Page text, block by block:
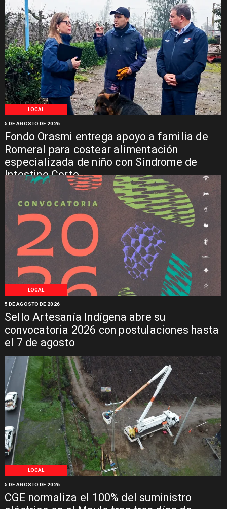
LOCAL
Fondo Orasmi entrega apoyo a familia de
Romeral para costear alimentación
especializada de niño con Síndrome de
Intestino Corto
5 DE AGOSTO DE 2026
LOCAL
Sello Artesanía Indígena abre su
convocatoria 2026 con postulaciones hasta
el 7 de agosto
5 DE AGOSTO DE 2026
LOCAL
CGE normaliza el 100% del suministro
5 DE AGOSTO DE 2026